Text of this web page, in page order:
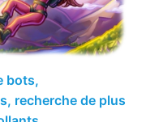
bots,
recherche de plus